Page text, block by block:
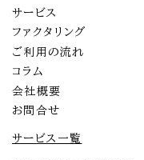
サービス
ファクタリング
ご利用の流れ
コラム
会社概要
お問合せ
サービス一覧